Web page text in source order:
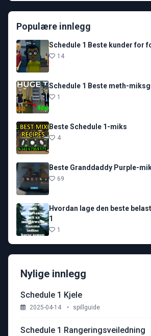
Populære innlegg
Schedule 1 Beste kunder for
14
Schedule 1 Beste meth-
1
Beste Schedule 1-miks
4
Beste Granddaddy Purple-
69
Hvordan lage den beste
1
1
Nylige innlegg
Schedule 1 Kjele
2025-04-14 • spillguide
Schedule 1 Rangeringsveiledning